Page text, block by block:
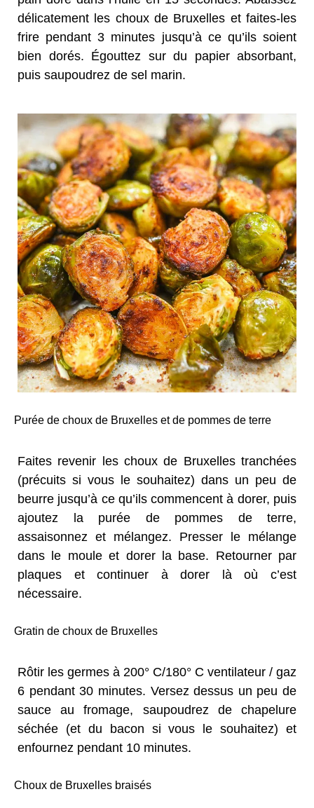
délicatement les choux de Bruxelles et faites-les
frire pendant 3 minutes jusqu’à ce qu’ils soient
bien dorés. Égouttez sur du papier absorbant,
puis saupoudrez de sel marin.
Purée de choux de Bruxelles et de pommes de terre
Faites revenir les choux de Bruxelles tranchées
(précuits si vous le souhaitez) dans un peu de
beurre jusqu’à ce qu’ils commencent à dorer, puis
ajoutez la purée de pommes de terre,
assaisonnez et mélangez. Presser le mélange
dans le moule et dorer la base. Retourner par
plaques et continuer à dorer là où c’est
nécessaire.
Gratin de choux de Bruxelles
Rôtir les germes à 200° C/180° C ventilateur / gaz
6 pendant 30 minutes. Versez dessus un peu de
sauce au fromage, saupoudrez de chapelure
séchée (et du bacon si vous le souhaitez) et
enfournez pendant 10 minutes.
Choux de Bruxelles braisés